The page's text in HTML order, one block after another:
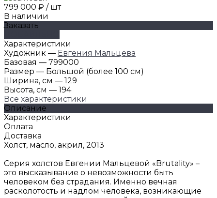
799 000 ₽ / шт
В наличии
Заказать
Характеристики
Художник — Евгения Мальцева
Базовая — 799000
Размер — Большой (более 100 см)
Ширина, см — 129
Высота, см — 194
Все характеристики
Описание
Характеристики
Оплата
Доставка
Холст, масло, акрил, 2013
Серия холстов Евгении Мальцевой «Brutality» –
это высказывание о невозможности быть
человеком без страдания. Именно вечная
расколотость и надлом человека, возникающие